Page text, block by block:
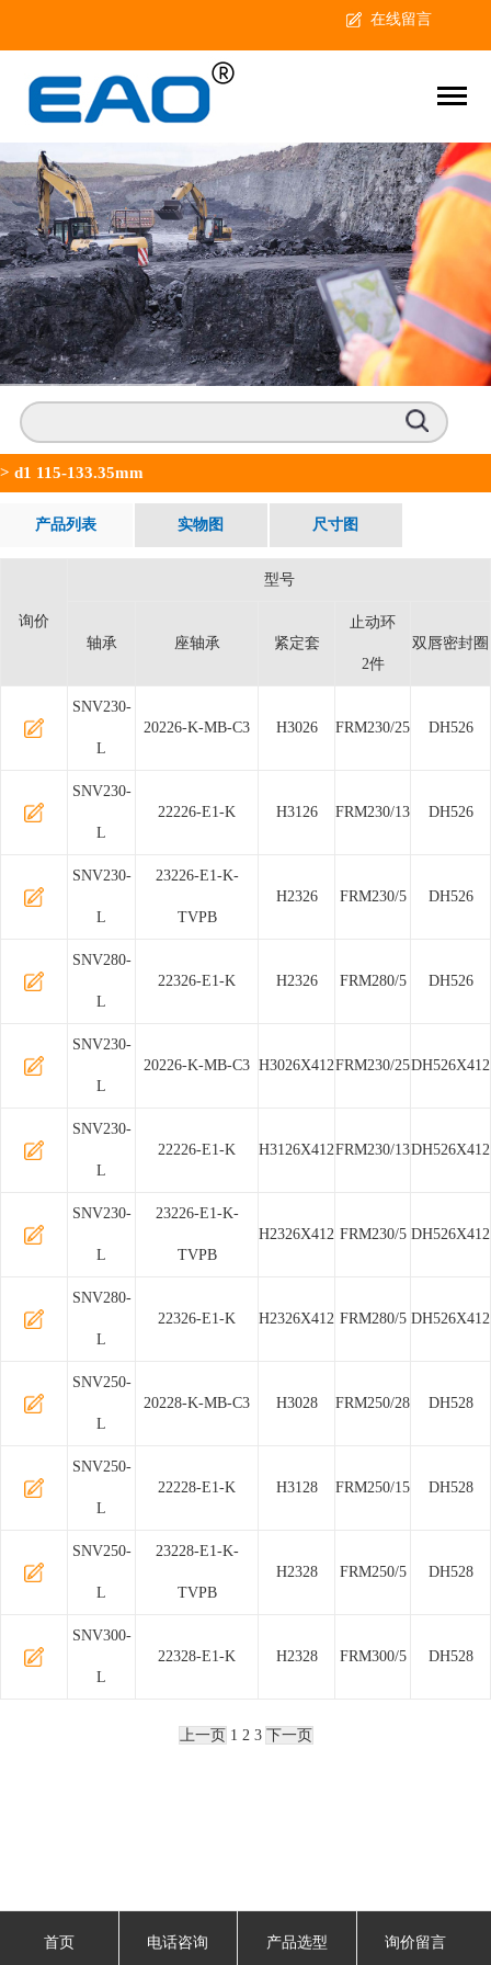
在线留言
> d1 115-133.35mm
产品列表 实物图 尺寸图
询价
型号
轴承 座轴承 紧定套
止动环
2件
双唇密封圈
SNV230-
L
20226-K-MB-C3 H3026 FRM230/25 DH526
SNV230-
L
22226-E1-K H3126 FRM230/13 DH526
SNV230-
L
23226-E1-K-
TVPB
H2326 FRM230/5 DH526
SNV280-
L
22326-E1-K H2326 FRM280/5 DH526
SNV230-
L
20226-K-MB-C3 H3026X412FRM230/25DH526X412
SNV230-
L
22226-E1-K H3126X412FRM230/13DH526X412
SNV230-
L
23226-E1-K-
TVPB
H2326X412 FRM230/5 DH526X412
SNV280-
L
22326-E1-K H2326X412 FRM280/5 DH526X412
SNV250-
L
20228-K-MB-C3 H3028 FRM250/28 DH528
SNV250-
L
22228-E1-K H3128 FRM250/15 DH528
SNV250-
L
23228-E1-K-
TVPB
H2328 FRM250/5 DH528
SNV300-
L
22328-E1-K H2328 FRM300/5 DH528
上一页 1 2 3 下一页
首页 电话咨询 产品选型 询价留言